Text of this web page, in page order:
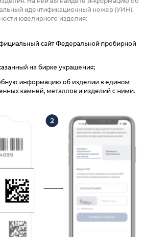
идентификационный номер (УИН).
ювелирного изделия:
сайт Федеральной пробирной
на бирке украшения;
информацию об изделии в едином
камней, металлов и изделий с ними.